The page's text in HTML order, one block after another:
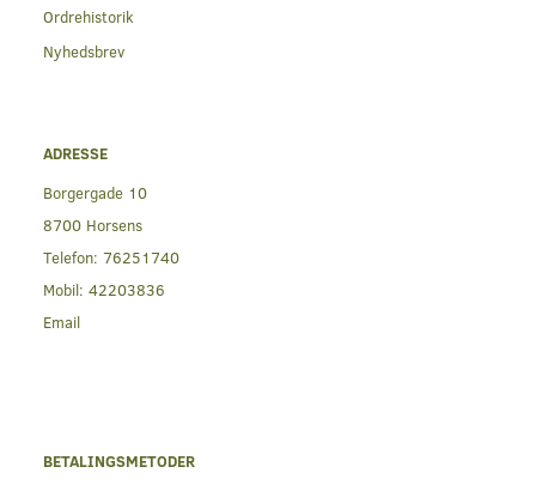
Ordrehistorik
Nyhedsbrev
ADRESSE
Borgergade 10
8700 Horsens
Telefon: 76251740
Mobil: 42203836
Email
BETALINGSMETODER